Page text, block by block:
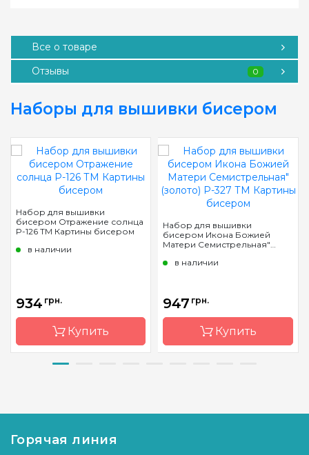
Все о товаре
Отзывы
0
Наборы для вышивки бисером
Набор для вышивки
бисером Отражение солнца
P-126 ТМ Картины бисером
в наличии
934 грн.
Купить
производитель
Набор для вышивки
бисером Икона Божией
Матери Семистрельная"
бисером
в наличии
947 грн.
Купить
Горячая линия